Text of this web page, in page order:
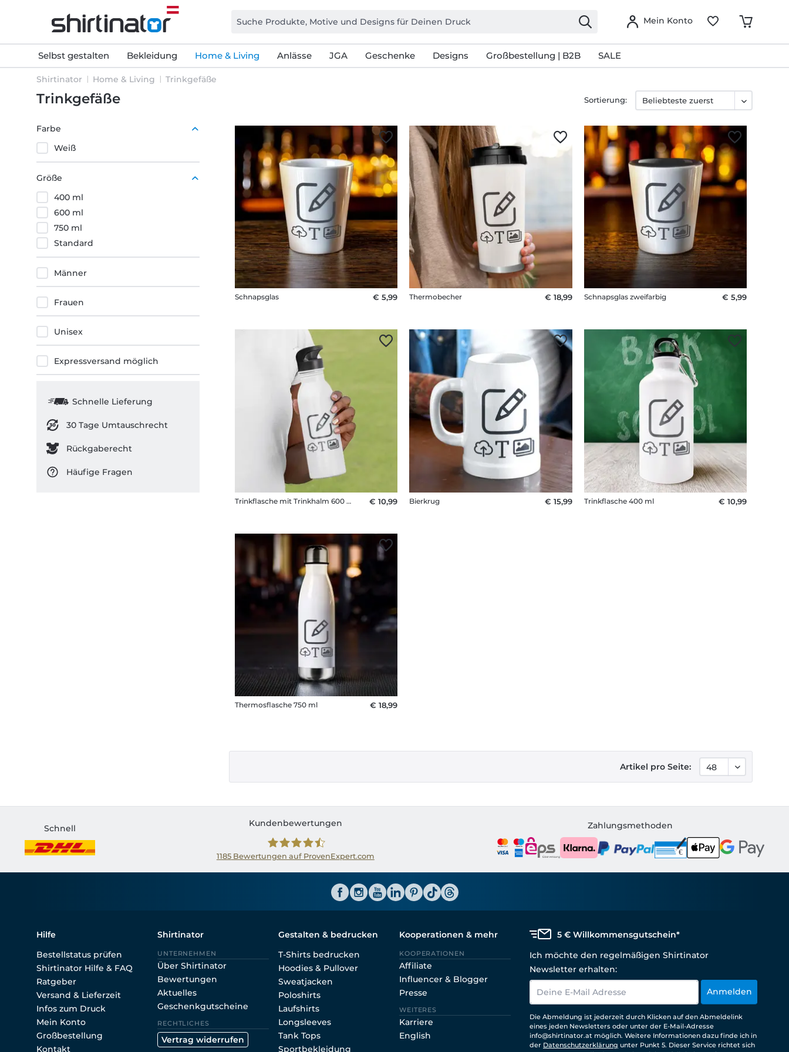
Mein Konto
Selbst gestalten Bekleidung Home & Living Anlässe JGA Geschenke Designs Großbestellung | B2B SALE
Shirtinator Home & Living Trinkgefäße
Trinkgefäße
Farbe
Weiß
Größe
400 ml
600 ml
750 ml
Standard
Männer
Frauen
Unisex
Expressversand möglich
Schnelle Lieferung
30 Tage Umtauschrecht
Rückgaberecht
Häufige Fragen
Sortierung:
Schnapsglas € 5,99 Thermobecher € 18,99 Schnapsglas zweifarbig € 5,99
Trinkflasche mit Trinkhalm 600 ml € 10,99 Bierkrug € 15,99 Trinkflasche 400 ml € 10,99
Thermosflasche 750 ml € 18,99
Artikel pro Seite:
Schnell
Kundenbewertungen
1185Bewertungen auf ProvenExpert.com
Zahlungsmethoden
Hilfe
Bestellstatus prüfen
Shirtinator Hilfe & FAQ
Ratgeber
Versand & Lieferzeit
Infos zum Druck
Mein Konto
Großbestellung
Kontakt
Shirtinator
UNTERNEHMEN
Über Shirtinator
Bewertungen
Aktuelles
Geschenkgutscheine
RECHTLICHES
Vertrag widerrufen
Gestalten & bedrucken
T-Shirts bedrucken
Hoodies & Pullover
Sweatjacken
Poloshirts
Laufshirts
Longsleeves
Tank Tops
Sportbekleidung
Kooperationen & mehr
KOOPERATIONEN
Affiliate
Influencer & Blogger
Presse
WEITERES
Karriere
English
5 € Willkommensgutschein*
Ich möchte den regelmäßigen Shirtinator
Newsletter erhalten:
Anmelden
Die Abmeldung ist jederzeit durch Klicken auf den Abmeldelink
eines jeden Newsletters oder unter der E-Mail-Adresse
info@shirtinator.at möglich. Weitere Informationen dazu finde ich in
der Datenschutzerklärung unter Punkt 5. Dieser Service richtet sich